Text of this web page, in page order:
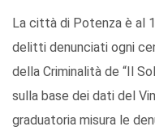
La città di Potenza è al
delitti denunciati ogni
della Criminalità de “Il
sulla base dei dati del
graduatoria misura le